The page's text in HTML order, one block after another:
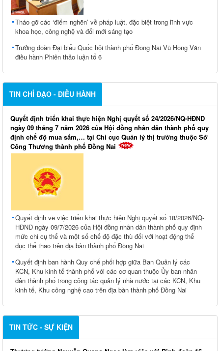
Tháo gỡ các ‘điểm nghẽn’ về pháp luật, đặc biệt trong lĩnh vực
khoa học, công nghệ và đổi mới sáng tạo
Trưởng đoàn Đại biểu Quốc hội thành phố Đồng Nai Vũ Hồng Văn
điều hành Phiên thảo luận tổ 6
TIN CHỈ ĐẠO - ĐIỀU HÀNH
Quyết định triển khai thực hiện Nghị quyết số 24/2026/NQ-HĐND
ngày 09 tháng 7 năm 2026 của Hội đồng nhân dân thành phố quy
định chế độ mua sắm,… tại Chi cục Quản lý thị trường thuộc Sở
Công Thương thành phố Đồng Nai
Quyết định về việc triển khai thực hiện Nghị quyết số 18/2026/NQ-
HĐND ngày 09/7/2026 của Hội đồng nhân dân thành phố quy định
mức chi cụ thể và một số chế độ đặc thù đối với hoạt động thể
dục thể thao trên địa bàn thành phố Đồng Nai
Quyết định ban hành Quy chế phối hợp giữa Ban Quản lý các
KCN, Khu kinh tế thành phố với các cơ quan thuộc Ủy ban nhân
dân thành phố trong công tác quản lý nhà nước tại các KCN, Khu
kinh tế, Khu công nghệ cao trên địa bàn thành phố Đồng Nai
TIN TỨC - SỰ KIỆN